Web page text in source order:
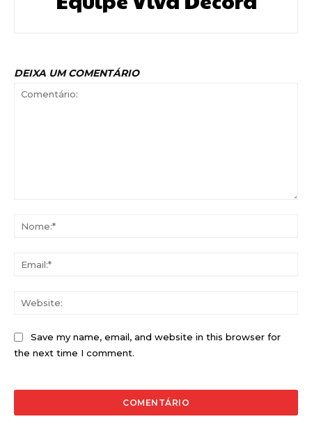
DEIXA UM COMENTÁRIO
Save my name, email, and website in this browser for
the next time I comment.